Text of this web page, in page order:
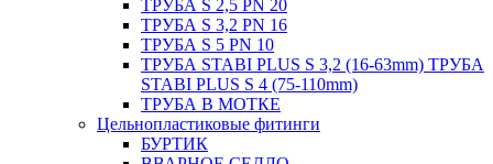
ТРУБА S 2,5 PN 20
ТРУБА S 3,2 PN 16
ТРУБА S 5 PN 10
ТРУБА STABI PLUS S 3,2 (16-63mm) ТРУБА
STABI PLUS S 4 (75-110mm)
ТРУБА В МОТКЕ
Цельнопластиковые фитинги
БУРТИК